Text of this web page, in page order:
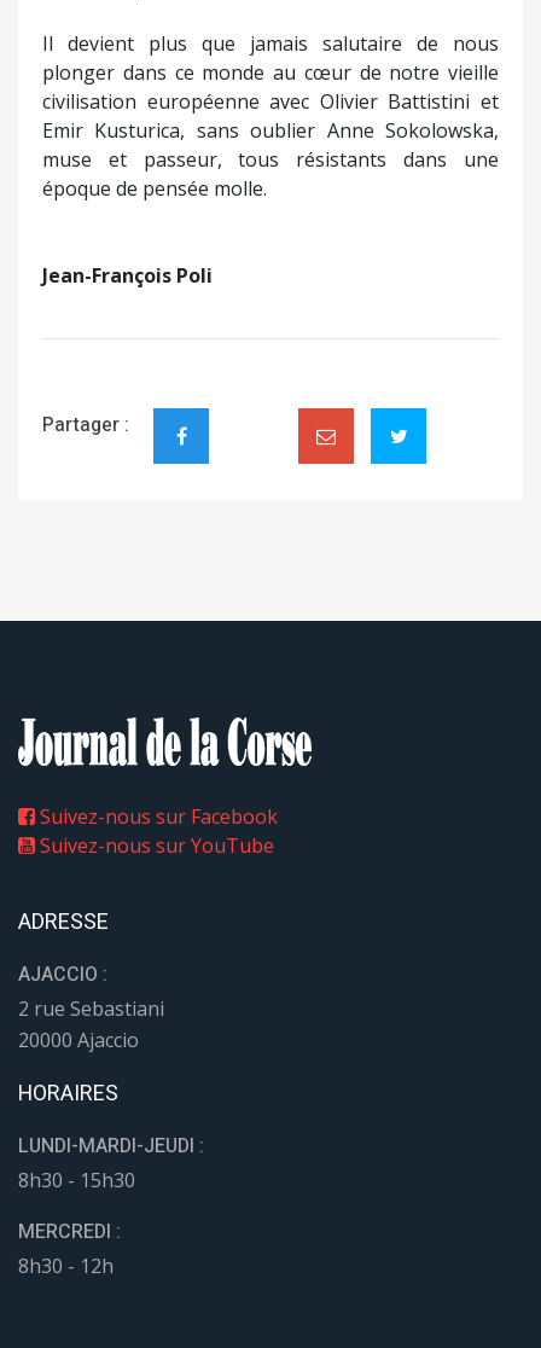
Il devient plus que jamais salutaire de nous
plonger dans ce monde au cœur de notre vieille
civilisation européenne avec Olivier Battistini et
Emir Kusturica, sans oublier Anne Sokolowska,
muse et passeur, tous résistants dans une
époque de pensée molle.
Jean-François Poli
Partager :
Suivez-nous sur Facebook
Suivez-nous sur YouTube
ADRESSE
AJACCIO :
2 rue Sebastiani
20000 Ajaccio
HORAIRES
LUNDI-MARDI-JEUDI :
8h30 - 15h30
MERCREDI :
8h30 - 12h